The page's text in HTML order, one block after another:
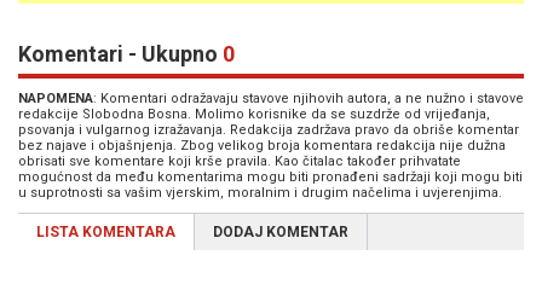
Komentari - Ukupno 0
NAPOMENA: Komentari odražavaju stavove njihovih autora, a ne nužno i stavove
redakcije Slobodna Bosna. Molimo korisnike da se suzdrže od vrijeđanja,
psovanja i vulgarnog izražavanja. Redakcija zadržava pravo da obriše komentar
bez najave i objašnjenja. Zbog velikog broja komentara redakcija nije dužna
obrisati sve komentare koji krše pravila. Kao čitalac također prihvatate
mogućnost da među komentarima mogu biti pronađeni sadržaji koji mogu biti
u suprotnosti sa vašim vjerskim, moralnim i drugim načelima i uvjerenjima.
LISTA KOMENTARA DODAJ KOMENTAR